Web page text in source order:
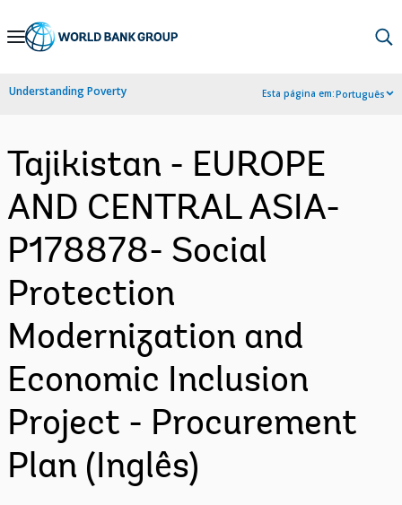
Skip
Navigation
Understanding Poverty Esta página em:Português
Tajikistan - EUROPE
AND CENTRAL ASIA-
P178878- Social
Protection
Modernization and
Economic Inclusion
Project - Procurement
Plan (Inglês)